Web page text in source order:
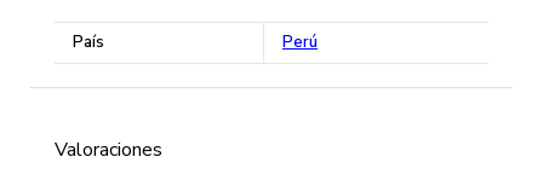
País Perú
Valoraciones